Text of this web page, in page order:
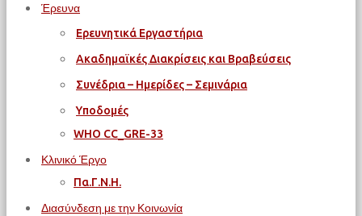
Έρευνα
Ερευνητικά Εργαστήρια
Ακαδημαϊκές Διακρίσεις και Βραβεύσεις
Συνέδρια – Ημερίδες – Σεμινάρια
Υποδομές
WΗΟ CC_GRE-33
Κλινικό Έργο
Πα.Γ.Ν.Η.
Διασύνδεση με την Κοινωνία